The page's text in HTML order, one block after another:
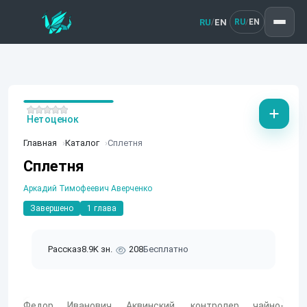
RU/EN RU/ EN
Главная Каталог Сплетня
Сплетня
Аркадий Тимофеевич Аверченко
Завершено 1 глава
Рассказ8.9K зн. 208Бесплатно
Нет оценок